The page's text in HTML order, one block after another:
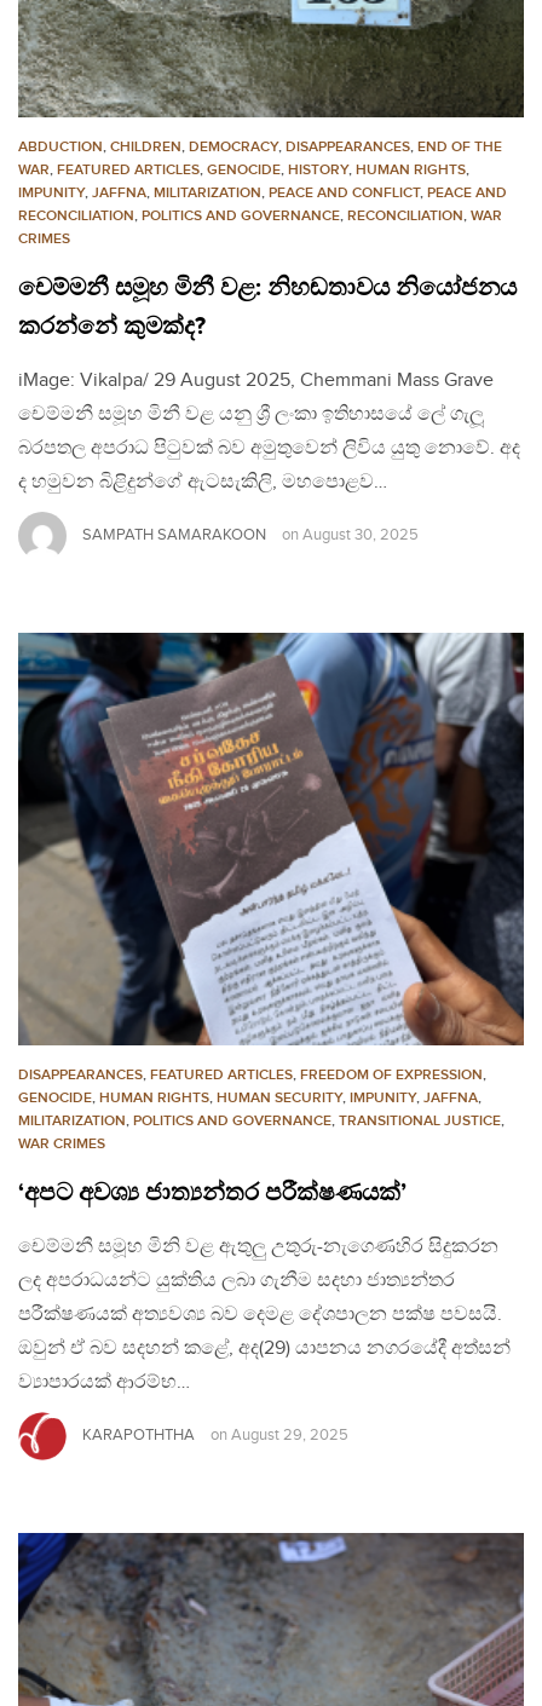
ABDUCTION, CHILDREN, DEMOCRACY, DISAPPEARANCES, END OF THE
WAR, FEATURED ARTICLES, GENOCIDE, HISTORY, HUMAN RIGHTS,
IMPUNITY, JAFFNA, MILITARIZATION, PEACE AND CONFLICT, PEACE AND
RECONCILIATION, POLITICS AND GOVERNANCE, RECONCILIATION, WAR
CRIMES
චෙම්මනී සමූහ මිනී වළ: නිහඬතාවය නියෝජනය
කරන්නේ කුමක්ද?
iMage: Vikalpa/ 29 August 2025, Chemmani Mass Grave
චෙම්මනී සමූහ මිනී වළ යනු ශ්‍රී ලංකා ඉතිහාසයේ ලේ ගැලූ
බරපතල අපරාධ පිටුවක් බව අමුතුවෙන් ලිවිය යුතු නොවේ. අද
ද හමුවන බිළිදුන්ගේ ඇටසැකිලි, මහපොළව…
SAMPATH SAMARAKOON on August 30, 2025
DISAPPEARANCES, FEATURED ARTICLES, FREEDOM OF EXPRESSION,
GENOCIDE, HUMAN RIGHTS, HUMAN SECURITY, IMPUNITY, JAFFNA,
MILITARIZATION, POLITICS AND GOVERNANCE, TRANSITIONAL JUSTICE,
WAR CRIMES
‘අපට අවශ්‍ය ජාත්‍යන්තර පරීක්ෂණයක්’
චෙම්මනී සමූහ මිනි වළ ඇතුලු උතුරු-නැගෙණහිර සිදුකරන
ලද අපරාධයන්ට යුක්තිය ලබා ගැනීම සදහා ජාත්‍යන්තර
පරීක්ෂණයක් අත්‍යවශ්‍ය බව දෙමළ දේශපාලන පක්ෂ පවසයි.
ඔවුන් ඒ බව සදහන් කළේ, අද(29) යාපනය නගරයේදී අත්සන්
ව්‍යාපාරයක් ආරම්භ…
KARAPOTHTHA on August 29, 2025